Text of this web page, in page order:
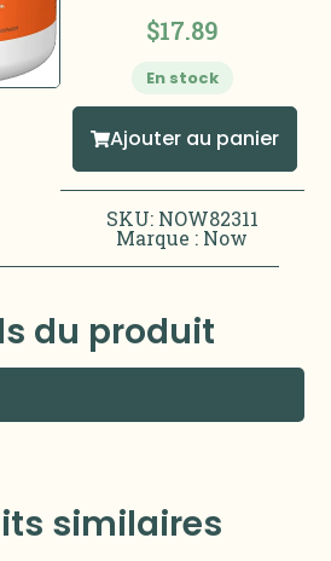
$17.89
En stock
Ajouter au panier
SKU: NOW82311
Marque : Now
du produit
similaires